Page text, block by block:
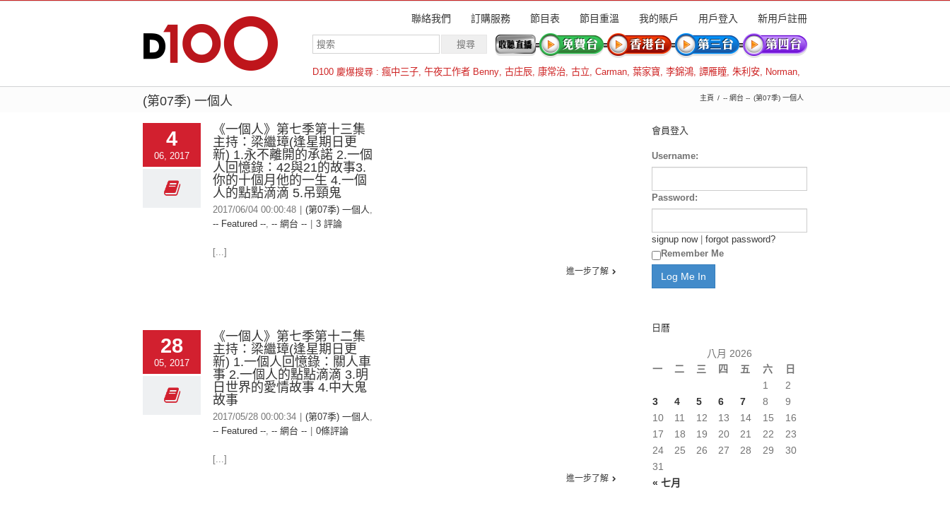
聯絡我們 訂購服務 節目表 節目重溫 我的賬戶 用戶登入 新用戶註冊
D100 慶爆搜尋 : 瘋中三子, 午夜工作者 Benny, 古庄辰, 康常治, 古立, Carman, 葉家寶, 李錦鴻, 譚雁瞳, 朱利安, Norman,
羅倫斯
(第07季) 一個人 主頁 -- 網台 -- (第07季) 一個人
4
06, 2017
《一個人》第七季第十三集
主持：梁繼璋(逢星期日更
新) 1.永不離開的承諾 2.一個
人回憶錄：42與21的故事3.
你的十個月他的一生 4.一個
人的點點滴滴 5.吊頸鬼
2017/06/04 00:00:48 (第07季) 一個人,
-- Featured --, -- 網台 -- 3 評論
[...]
進一步了解
28
05, 2017
《一個人》第七季第十二集
主持：梁繼璋(逢星期日更
新) 1.一個人回憶錄：關人車
事 2.一個人的點點滴滴 3.明
日世界的愛情故事 4.中大鬼
故事
2017/05/28 00:00:34 (第07季) 一個人,
-- Featured --, -- 網台 -- 0條評論
[...]
進一步了解
會員登入
Username:
Password:
signup now| forgot password?
Remember Me
日曆
八月 2026
一
二 三 四 五 六 日
« 七月
1
2
3
4 5 6 7 8
9
10
11 12 13 14 15
16
17
18 19 20 21 22
23
24
25 26 27 28 29
30
31